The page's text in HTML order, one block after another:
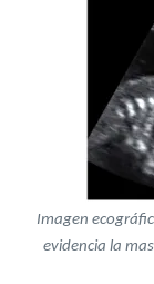
Imagen
evidencia la